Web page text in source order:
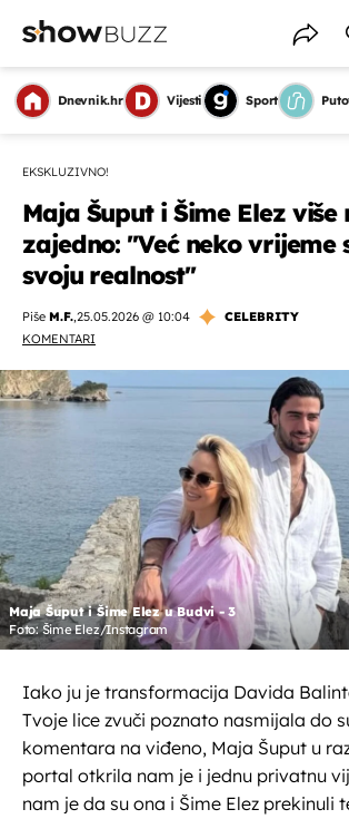
Dnevnik.hr Vijesti Sport
EKSKLUZIVNO!
Maja Šuput i Šime Elez više
zajedno: ''Već neko vrijeme
svoju realnost''
Piše M.F.,25.05.2026 @ 10:04
CELEBRITY
KOMENTARI
Maja Šuput i Šime Elez u Budvi - 3
Foto: Šime Elez/Instagram
Iako ju je transformacija Davida
Tvoje lice zvuči poznato nasmijala do
komentara na viđeno, Maja Šuput u
portal otkrila nam je i jednu privatnu
nam je da su ona i Šime Elez prekinuli
OMOGUĆI OBAVIJESTI